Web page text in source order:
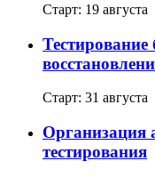
Старт: 19 августа
Тестирование
Старт: 31 августа
Организация
тестирования